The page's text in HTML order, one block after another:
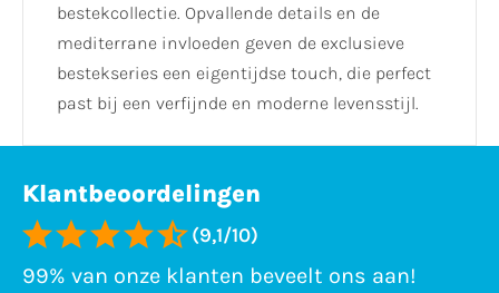
bestekcollectie. Opvallende details en de
mediterrane invloeden geven de exclusieve
bestekseries een eigentijdse touch, die perfect
past bij een verfijnde en moderne levensstijl.
Klantbeoordelingen
(9,1/10)
99% van onze klanten beveelt ons aan!